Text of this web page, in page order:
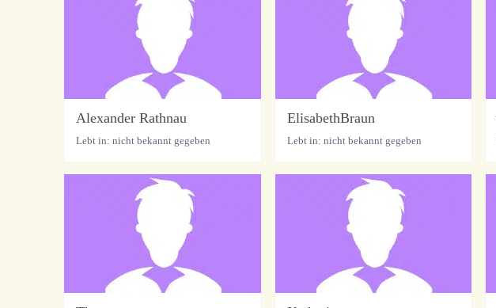
Alexander Rathnau
Lebt in: nicht bekannt gegeben
ElisabethBraun
Lebt in: nicht bekannt gegeben